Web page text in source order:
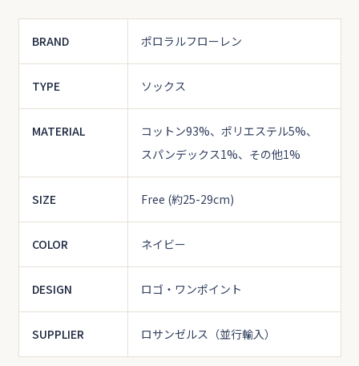
BRAND ポロラルフローレン
TYPE ソックス
MATERIAL
コットン93%、ポリエステル5%、
スパンデックス1%、その他1%
SIZE Free (約25-29cm)
COLOR ネイビー
DESIGN ロゴ・ワンポイント
SUPPLIER ロサンゼルス（並行輸入）